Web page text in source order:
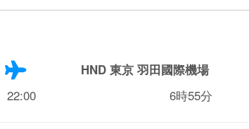
HND 東京 羽田國際機場
22:00 6時55分